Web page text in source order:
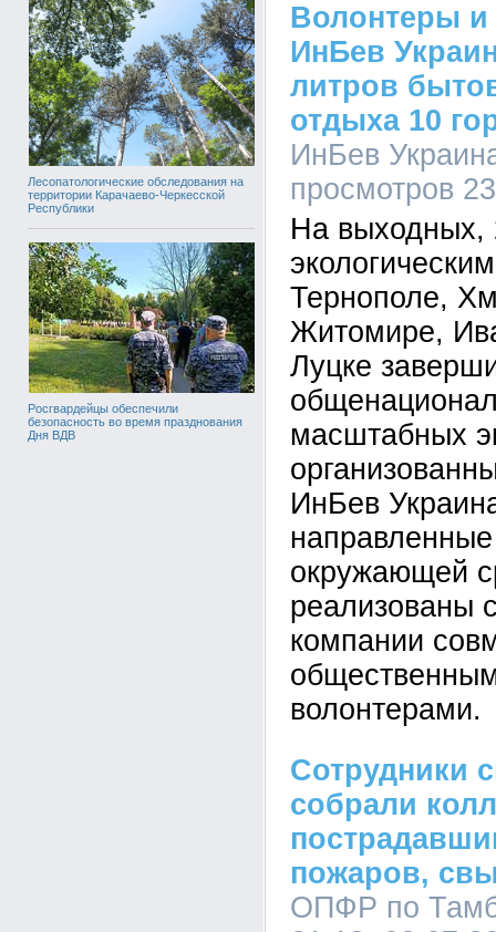
Лесопатологические обследования на
территории Карачаево-Черкесской
Республики
Росгвардейцы обеспечили
безопасность во время празднования
Дня ВДВ
Волонтеры
ИнБев
литров
отдыха 10
ИнБев
просмотров
На выходных,
Тернополе,
Житомире,
Луцке
масштабных
ИнБев
окружающей
реализованы
компании
волонтерами.
Сотрудники
собрали
пожаров,
ОПФР по